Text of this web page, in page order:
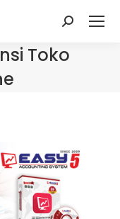
Search:
Toko